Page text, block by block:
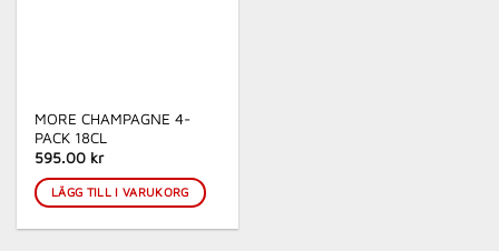
MORE CHAMPAGNE 4-
PACK 18CL
595.00 kr
LÄGG TILL I VARUKORG